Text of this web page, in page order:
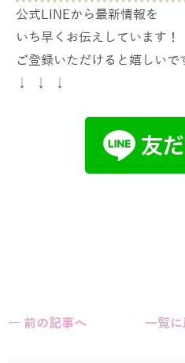
公式LINEから最新情報を
いち早くお伝えしています！
ご登録いただけると嬉しい
↓ ↓ ↓
← 前の記事へ 一覧